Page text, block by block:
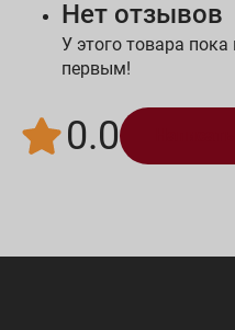
Нет отзывов
У этого товара
первым!
0.0